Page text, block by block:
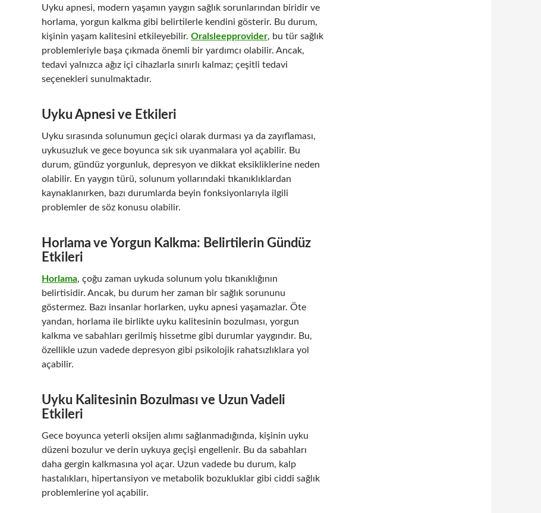
Uyku apnesi, modern yaşamın yaygın sağlık sorunlarından biridir ve
horlama, yorgun kalkma gibi belirtilerle kendini gösterir. Bu durum,
kişinin yaşam kalitesini etkileyebilir. Oralsleepprovider, bu tür sağlık
problemleriyle başa çıkmada önemli bir yardımcı olabilir. Ancak,
tedavi yalnızca ağız içi cihazlarla sınırlı kalmaz; çeşitli tedavi
seçenekleri sunulmaktadır.
Uyku Apnesi ve Etkileri
Uyku sırasında solunumun geçici olarak durması ya da zayıflaması,
uykusuzluk ve gece boyunca sık sık uyanmalara yol açabilir. Bu
durum, gündüz yorgunluk, depresyon ve dikkat eksikliklerine neden
olabilir. En yaygın türü, solunum yollarındaki tıkanıklıklardan
kaynaklanırken, bazı durumlarda beyin fonksiyonlarıyla ilgili
problemler de söz konusu olabilir.
Horlama ve Yorgun Kalkma: Belirtilerin Gündüz
Etkileri
Horlama, çoğu zaman uykuda solunum yolu tıkanıklığının
belirtisidir. Ancak, bu durum her zaman bir sağlık sorununu
göstermez. Bazı insanlar horlarken, uyku apnesi yaşamazlar. Öte
yandan, horlama ile birlikte uyku kalitesinin bozulması, yorgun
kalkma ve sabahları gerilmiş hissetme gibi durumlar yaygındır. Bu,
özellikle uzun vadede depresyon gibi psikolojik rahatsızlıklara yol
açabilir.
Uyku Kalitesinin Bozulması ve Uzun Vadeli
Etkileri
Gece boyunca yeterli oksijen alımı sağlanmadığında, kişinin uyku
düzeni bozulur ve derin uykuya geçişi engellenir. Bu da sabahları
daha gergin kalkmasına yol açar. Uzun vadede bu durum, kalp
hastalıkları, hipertansiyon ve metabolik bozukluklar gibi ciddi sağlık
problemlerine yol açabilir.